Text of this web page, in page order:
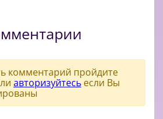
комментарий пройдите
авторизуйтесь если Вы